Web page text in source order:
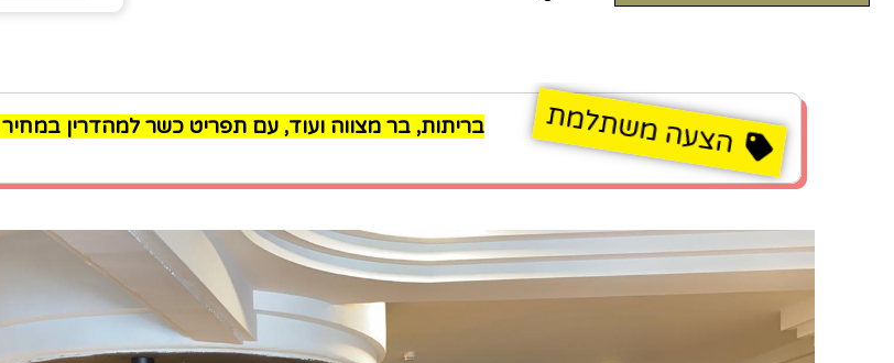
בריתות, בר מצווה ועוד, עם תפריט כשר למהדרין במחיר מעולה!